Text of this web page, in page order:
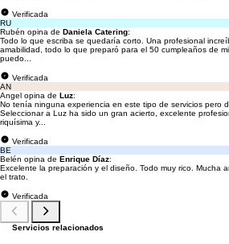
Verificada
RU
Rubén opina de Daniela Catering:
Todo lo que escriba se quedaría corto. Una profesional
amabilidad, todo lo que preparó para el 50 cumpleaños de
puedo...
Verificada
AN
Angel opina de Luz:
No tenía ninguna experiencia en este tipo de servicios pero
Seleccionar a Luz ha sido un gran acierto, excelente
riquísima y...
Verificada
BE
Belén opina de Enrique Díaz:
Excelente la preparación y el diseño. Todo muy rico. Mucha
el trato.
Verificada
Servicios relacionados